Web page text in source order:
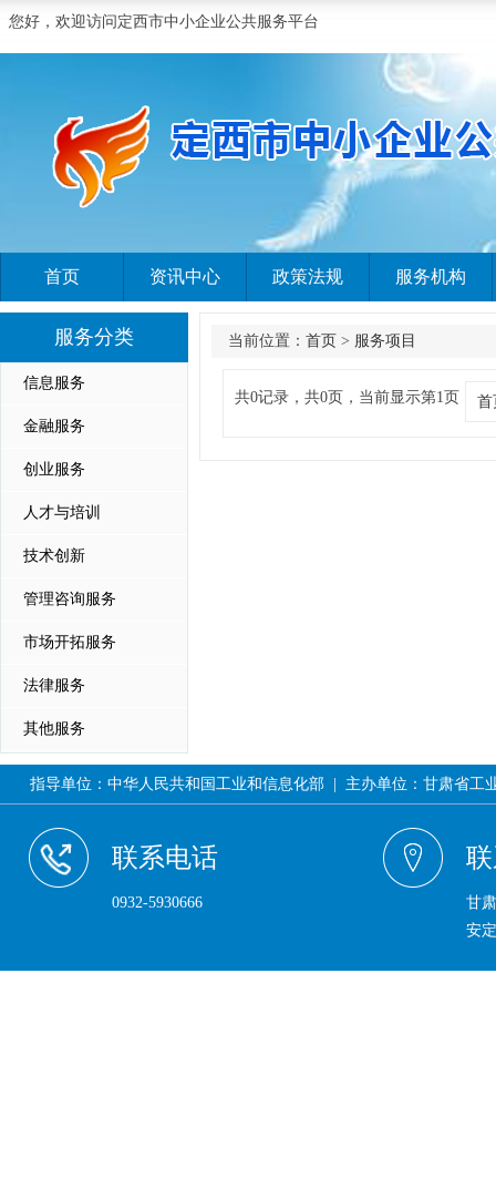
您好，欢迎访问定西市中小企业公共服务平台
首页 资讯中心 政策法规 服务机构
服务分类
信息服务
金融服务
创业服务
人才与培训
技术创新
管理咨询服务
市场开拓服务
法律服务
其他服务
当前位置： 首页 > 服务项目
共0记录，共0页，当前显示第1页 首
指导单位：中华人民共和国工业和信息化部 | 主办单位：甘肃省
联系电话
0932-5930666
甘
安